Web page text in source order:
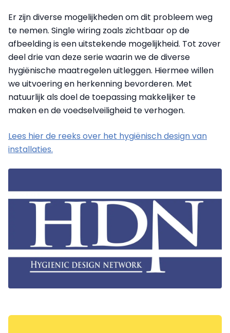
Er zijn diverse mogelijkheden om dit probleem weg
te nemen. Single wiring zoals zichtbaar op de
afbeelding is een uitstekende mogelijkheid. Tot zover
deel drie van deze serie waarin we de diverse
hygiënische maatregelen uitleggen. Hiermee willen
we uitvoering en herkenning bevorderen. Met
natuurlijk als doel de toepassing makkelijker te
maken en de voedselveiligheid te verhogen.
Lees hier de reeks over het hygiënisch design van
installaties.